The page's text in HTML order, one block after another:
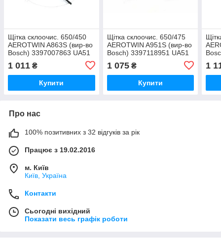
Щітка склоочис. 650/450
AEROTWIN A863S (вир-во
Bosch) 3397007863 UA51
1 011 ₴
Купити
Щітка склоочис. 650/475
AEROTWIN A951S (вир-во
Bosch) 3397118951 UA51
1 075₴
Купити
1
Про нас
100% позитивних з 32 відгуків за рік
Працює з 19.02.2016
м. Київ
Київ, Україна
Контакти
Сьогодні вихідний
Показати весь графік роботи